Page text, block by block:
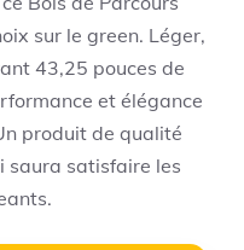
sur le green. Léger,
43,25 pouces de
et élégance
produit de qualité
saura satisfaire les